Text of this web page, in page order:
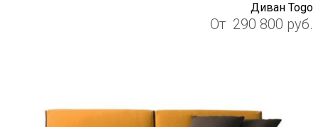
Диван Togo
От 290 800 руб.